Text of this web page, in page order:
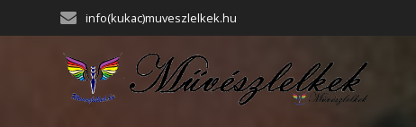
to
info(kukac)muveszlelkek.hu